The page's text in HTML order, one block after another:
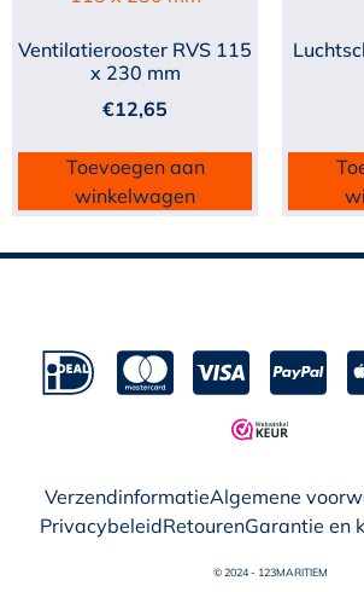
Ventilatierooster RVS 115
x 230 mm
€12,65
Toevoegen aan
winkelwagen
VerzendinformatieAlgemene
PrivacybeleidRetourenGarantie en
© 2024 - 123MARITIEM